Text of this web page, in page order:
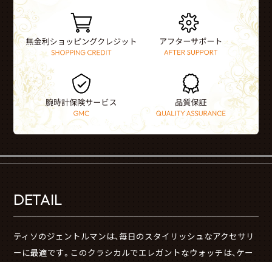
DETAIL
ティソのジェントルマンは、毎日のスタイリッシュなアクセサリ
ーに最適です。このクラシカルでエレガントなウォッチは、ケー